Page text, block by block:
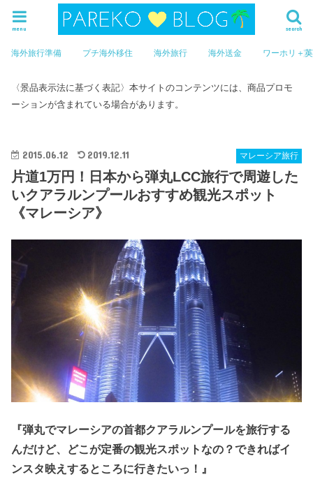
search
menu
海外旅行準備 プチ海外移住 海外旅行 海外送金 ワーホリ＋
〈景品表示法に基づく表記〉本サイトのコンテンツには、商品プロモ
ーションが含まれている場合があります。
マレーシア旅行
2015.06.12 2019.12.11
片道1万円！日本から弾丸LCC旅行で周遊した
いクアラルンプールおすすめ観光スポット
《マレーシア》
『弾丸でマレーシアの首都クアラルンプールを旅行する
んだけど、どこが定番の観光スポットなの？できればイ
ンスタ映えするところに行きたいっ！』